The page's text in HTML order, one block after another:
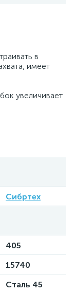
в
имеет
увеличивает
Сибртех
405
15740
Сталь 45